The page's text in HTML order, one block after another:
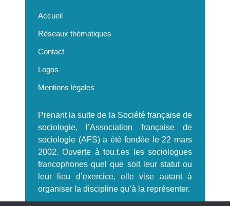
Accueil
Réseaux thématiques
Contact
Logos
Mentions légales
Prenant la suite de la Société française de
sociologie, l’Association française de
sociologie (AFS) a été fondée le 22 mars
2002. Ouverte à tou.t.es les sociologues
francophones quel que soit leur statut ou
leur lieu d’exercice, elle vise autant à
organiser la discipline qu’à la représenter.